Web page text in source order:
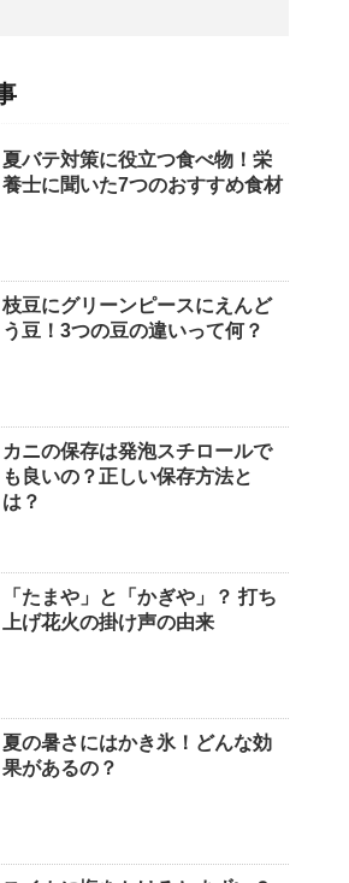
夏バテ対策に役立つ食べ物！栄
養士に聞いた7つのおすすめ食材
枝豆にグリーンピースにえんど
う豆！3つの豆の違いって何？
カニの保存は発泡スチロールで
も良いの？正しい保存方法と
は？
「たまや」と「かぎや」？ 打ち
上げ花火の掛け声の由来
夏の暑さにはかき氷！どんな効
果があるの？